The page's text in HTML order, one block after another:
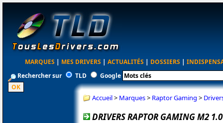
MARQUES | MES DRIVERS | ACTUALITÉS | DOSSIERS |
Rechercher sur
TLD Google
Accueil> Marques> Raptor Gaming >
DRIVERS RAPTOR GAMING M2 1.0